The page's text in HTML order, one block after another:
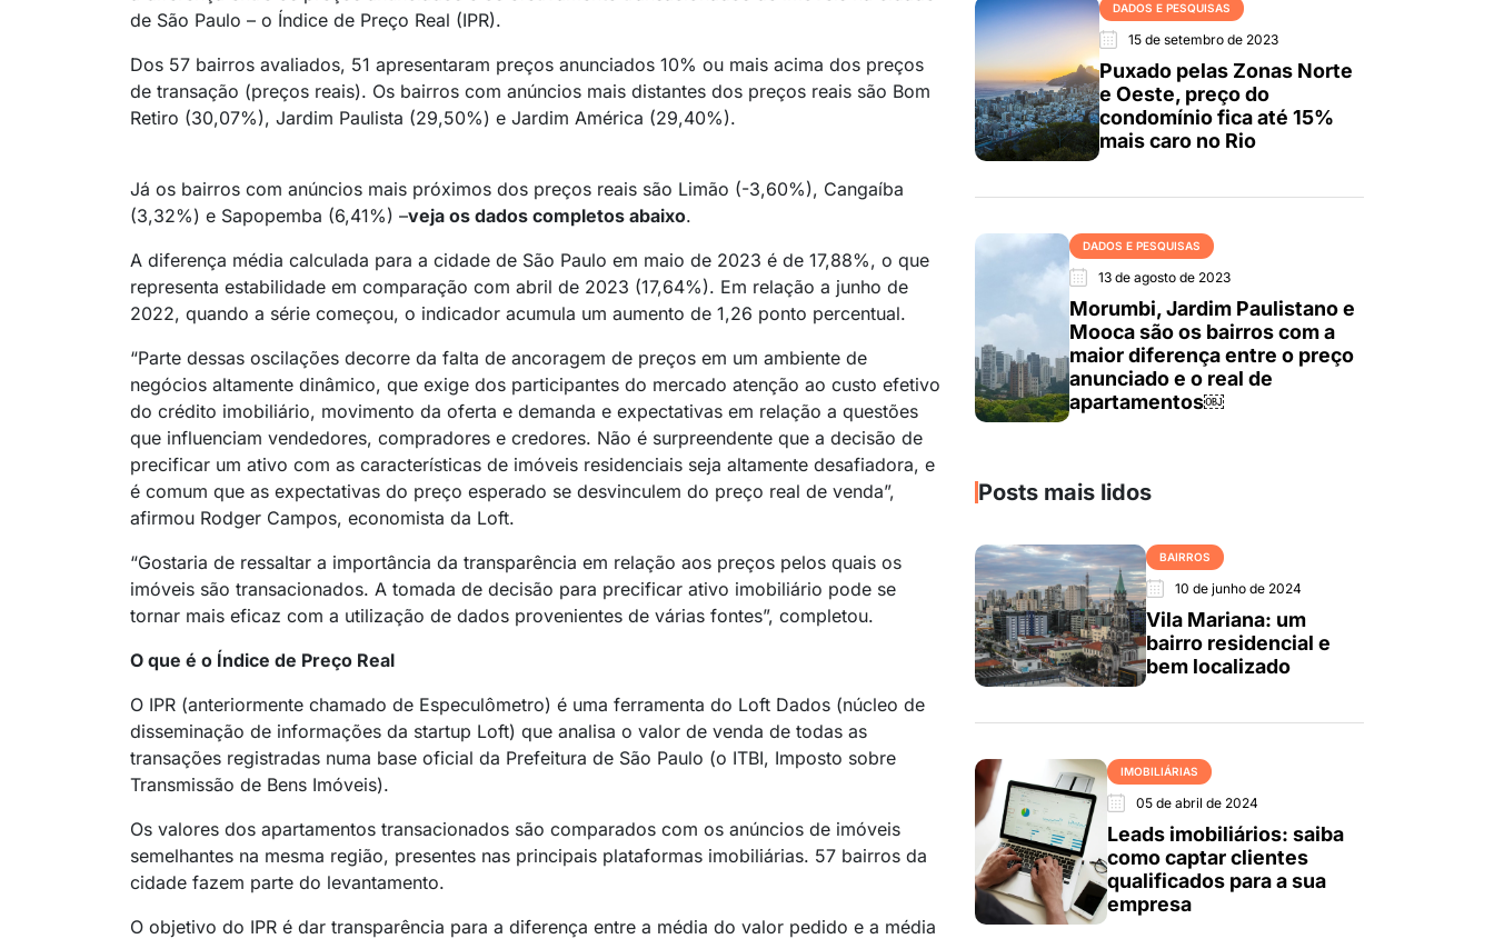
de São Paulo – o Índice de Preço Real (IPR).
Dos 57 bairros avaliados, 51 apresentaram preços anunciados 10% ou mais acima dos preços
de transação (preços reais). Os bairros com anúncios mais distantes dos preços reais são Bom
Retiro (30,07%), Jardim Paulista (29,50%) e Jardim América (29,40%).
Já os bairros com anúncios mais próximos dos preços reais são Limão (-3,60%), Cangaíba
(3,32%) e Sapopemba (6,41%) –veja os dados completos abaixo.
A diferença média calculada para a cidade de São Paulo em maio de 2023 é de 17,88%, o que
representa estabilidade em comparação com abril de 2023 (17,64%). Em relação a junho de
2022, quando a série começou, o indicador acumula um aumento de 1,26 ponto percentual.
“Parte dessas oscilações decorre da falta de ancoragem de preços em um ambiente de
negócios altamente dinâmico, que exige dos participantes do mercado atenção ao custo efetivo
do crédito imobiliário, movimento da oferta e demanda e expectativas em relação a questões
que influenciam vendedores, compradores e credores. Não é surpreendente que a decisão de
precificar um ativo com as características de imóveis residenciais seja altamente desafiadora, e
é comum que as expectativas do preço esperado se desvinculem do preço real de venda”,
afirmou Rodger Campos, economista da Loft.
“Gostaria de ressaltar a importância da transparência em relação aos preços pelos quais os
imóveis são transacionados. A tomada de decisão para precificar ativo imobiliário pode se
tornar mais eficaz com a utilização de dados provenientes de várias fontes”, completou.
O que é o Índice de Preço Real
O IPR (anteriormente chamado de Especulômetro) é uma ferramenta do Loft Dados (núcleo de
disseminação de informações da startup Loft) que analisa o valor de venda de todas as
transações registradas numa base oficial da Prefeitura de São Paulo (o ITBI, Imposto sobre
Transmissão de Bens Imóveis).
Os valores dos apartamentos transacionados são comparados com os anúncios de imóveis
semelhantes na mesma região, presentes nas principais plataformas imobiliárias. 57 bairros da
cidade fazem parte do levantamento.
O objetivo do IPR é dar transparência para a diferença entre a média do valor pedido e a média
DADOS E PESQUISAS
15 de setembro de 2023
Puxado pelas Zonas Norte
e Oeste, preço do
condomínio fica até 15%
mais caro no Rio
DADOS E PESQUISAS
13 de agosto de 2023
Morumbi, Jardim Paulistano e
Mooca são os bairros com a
maior diferença entre o preço
anunciado e o real de
apartamentos￼
Posts mais lidos
BAIRROS
10 de junho de 2024
Vila Mariana: um
bairro residencial e
bem localizado
IMOBILIÁRIAS
05 de abril de 2024
Leads imobiliários: saiba
como captar clientes
qualificados para a sua
empresa